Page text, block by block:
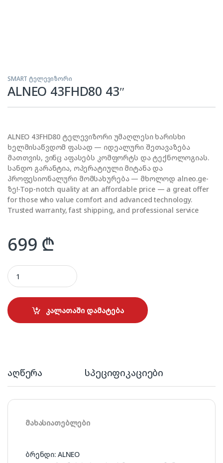
SMART ტელევიზორი
ALNEO 43FHD80 43″
ALNEO 43FHD80 ტელევიზორი უმაღლესი ხარისხი
ხელმისაწვდომ ფასად — იდეალური შეთავაზება
მათთვის, ვინც აფასებს კომფორტს და ტექნოლოგიას.
სანდო გარანტია, ოპერატიული მიტანა და
პროფესიონალური მომსახურება — მხოლოდ alneo.ge-
ზე!-Top-notch quality at an affordable price — a great offer
for those who value comfort and advanced technology.
Trusted warranty, fast shipping, and professional service
699 ₾
ALNEO 43FHD80 43" quantity
კალათაში დამატება
აღწერა სპეციფიკაციები
მახასიათებლები
ბრენდი: ALNEO